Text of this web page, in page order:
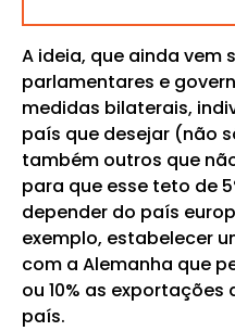
A ideia, que ainda vem
parlamentares e
medidas bilaterais,
país que desejar (não
também outros que
para que esse teto de
depender do país
exemplo, estabelecer
com a Alemanha que
ou 10% as
país.